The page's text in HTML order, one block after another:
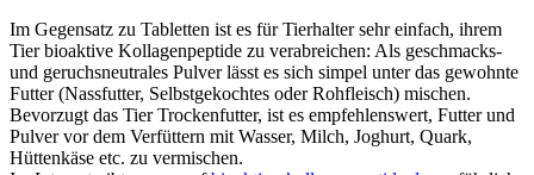
Im Gegensatz zu Tabletten ist es für Tierhalter sehr einfach, ihrem
Tier bioaktive Kollagenpeptide zu verabreichen: Als geschmacks-
und geruchsneutrales Pulver lässt es sich simpel unter das gewohnte
Futter (Nassfutter, Selbstgekochtes oder Rohfleisch) mischen.
Bevorzugt das Tier Trockenfutter, ist es empfehlenswert, Futter und
Pulver vor dem Verfüttern mit Wasser, Milch, Joghurt, Quark,
Hüttenkäse etc. zu vermischen.